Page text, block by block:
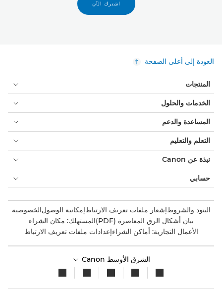
اشترك الآن
العودة إلى أعلى الصفحة
المنتجات
الخدمات والحلول
المساعدة والدعم
التعلم والتعليم
نبذة عن Canon
حسابي
البنود والشروطإشعار ملفات تعريف الارتباطإمكانية الوصولالخصوصية
بيان أشكال الرق المعاصرة (PDF)
المستهلك: مكان الشراء
الأعمال التجارية: أماكن الشراءإعدادات ملفات تعريف الارتباط
الشرق الأوسط Canon